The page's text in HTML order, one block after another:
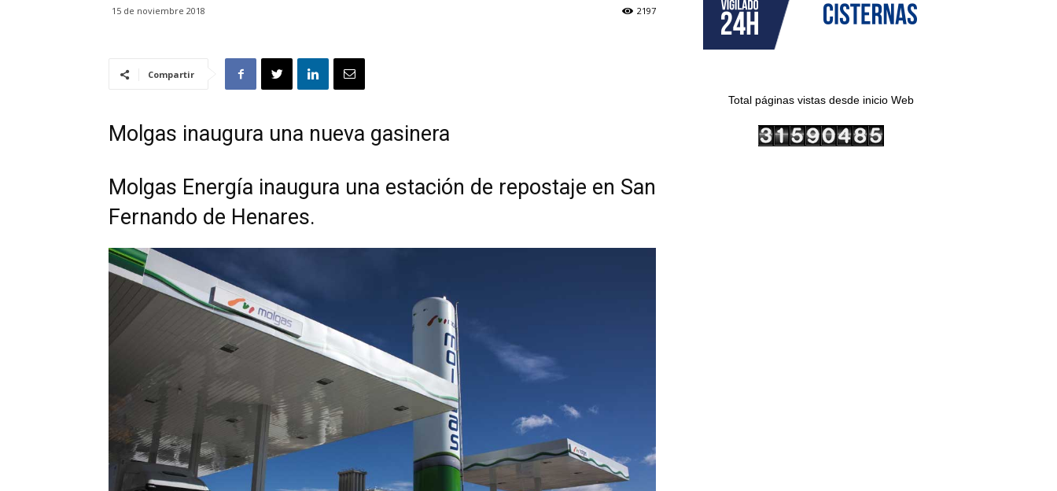
15 de noviembre 2018 2197
Compartir
Molgas inaugura una nueva gasinera
Molgas Energía inaugura una estación de repostaje en San
Fernando de Henares.
Total páginas vistas desde inicio Web